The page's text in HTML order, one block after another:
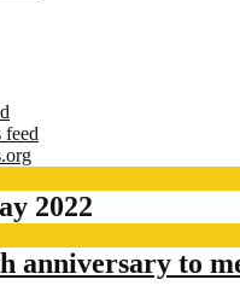
feed
2022
anniversary to